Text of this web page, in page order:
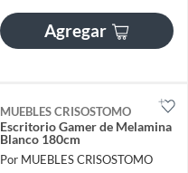
Agregar
MUEBLES CRISOSTOMO
Escritorio Gamer de Melamina
Blanco 180cm
Por MUEBLES CRISOSTOMO